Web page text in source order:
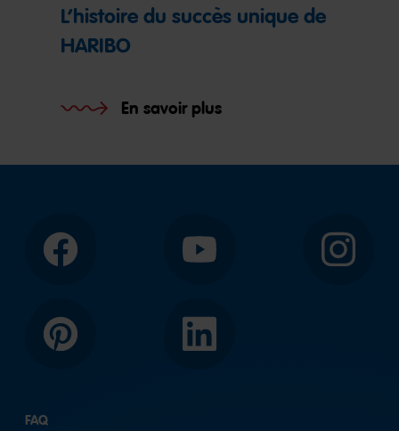
L’histoire du succès unique de
HARIBO
En savoir plus
Facebook YouTube Instagram
Pinterest LinkedIn
FAQ